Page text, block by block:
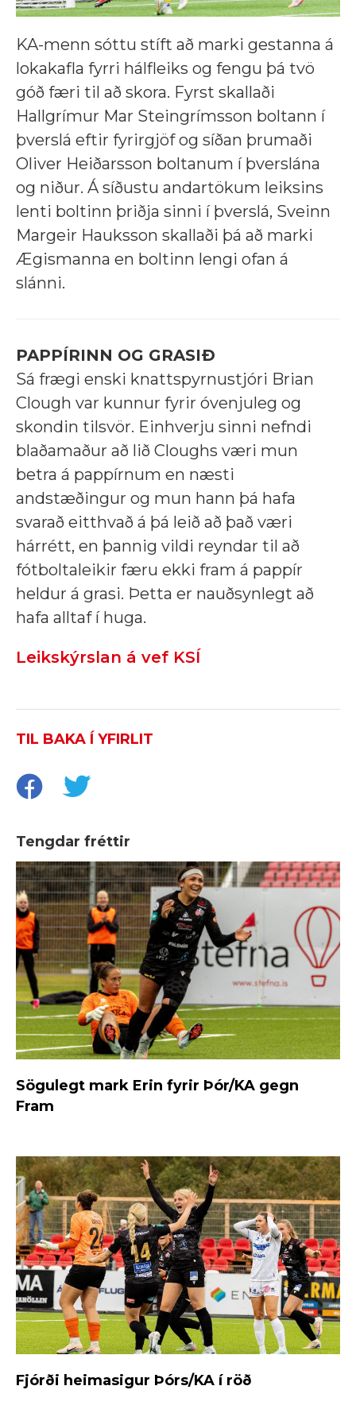
KA-menn sóttu stíft að marki gestanna á
lokakafla fyrri hálfleiks og fengu þá tvö
góð færi til að skora. Fyrst skallaði
Hallgrímur Mar Steingrímsson boltann í
þverslá eftir fyrirgjöf og síðan þrumaði
Oliver Heiðarsson boltanum í þverslána
og niður. Á síðustu andartökum leiksins
lenti boltinn þriðja sinni í þverslá, Sveinn
Margeir Hauksson skallaði þá að marki
Ægismanna en boltinn lengi ofan á
slánni.
PAPPÍRINN OG GRASIÐ
Sá frægi enski knattspyrnustjóri Brian
Clough var kunnur fyrir óvenjuleg og
skondin tilsvör. Einhverju sinni nefndi
blaðamaður að lið Cloughs væri mun
betra á pappírnum en næsti
andstæðingur og mun hann þá hafa
svarað eitthvað á þá leið að það væri
hárrétt, en þannig vildi reyndar til að
fótboltaleikir færu ekki fram á pappír
heldur á grasi. Þetta er nauðsynlegt að
hafa alltaf í huga.
Leikskýrslan á vef KSÍ
TIL BAKA Í YFIRLIT
Tengdar fréttir
Sögulegt mark Erin fyrir Þór/KA gegn
Fram
Fjórði heimasigur Þórs/KA í röð